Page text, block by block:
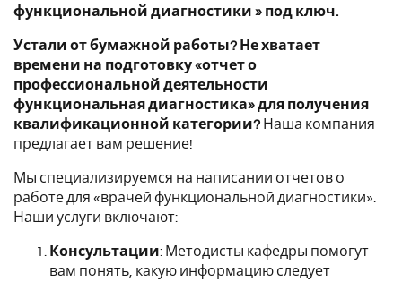
функциональной диагностики » под ключ.
Устали от бумажной работы? Не хватает
времени на подготовку «отчет о
профессиональной деятельности
функциональная диагностика» для получения
квалификационной категории? Наша компания
предлагает вам решение!
Мы специализируемся на написании отчетов о
работе для «врачей функциональной диагностики».
Наши услуги включают:
Консультации: Методисты кафедры помогут
вам понять, какую информацию следует